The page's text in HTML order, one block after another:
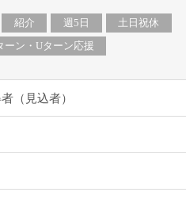
紹介 週5日
土日祝休
ーン・Uターン応援
（見込者）